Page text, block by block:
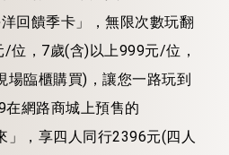
回饋季卡」，無限次數玩翻
位，7歲(含)以上999元/位，
臨櫃購買)，讓您一路玩到
網路商城上預售的
」，享四人同行2396元(四人